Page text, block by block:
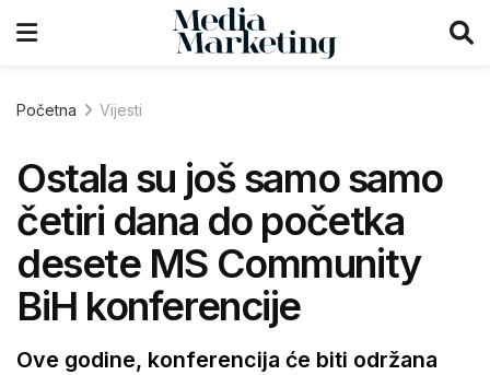
Početna Vijesti
Ostala su još samo samo
četiri dana do početka
desete MS Community
BiH konferencije
Ove godine, konferencija će biti održana